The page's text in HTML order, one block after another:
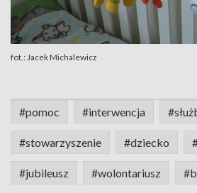
fot.: Jacek Michalewicz
#pomoc #interwencja
#stowarzyszenie #dziecko
#jubileusz #wolontariusz